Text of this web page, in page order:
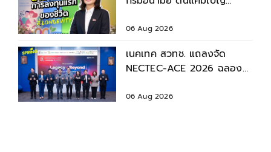
เติบโตอย่างยั่งยืน
06 Aug 2026
เนคเทค สวทช. แถลงจัด
NECTEC-ACE 2026 ฉลอง
Beyond'
06 Aug 2026